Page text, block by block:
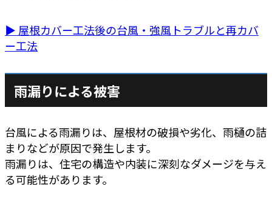
▶ 屋根カバー工法後の台風・強風トラブルと再カバ
ー工法
雨漏りによる被害
台風による雨漏りは、屋根材の破損や劣化、雨樋の詰
まりなどが原因で発生します。
雨漏りは、住宅の構造や内装に深刻なダメージを与え
る可能性があります。